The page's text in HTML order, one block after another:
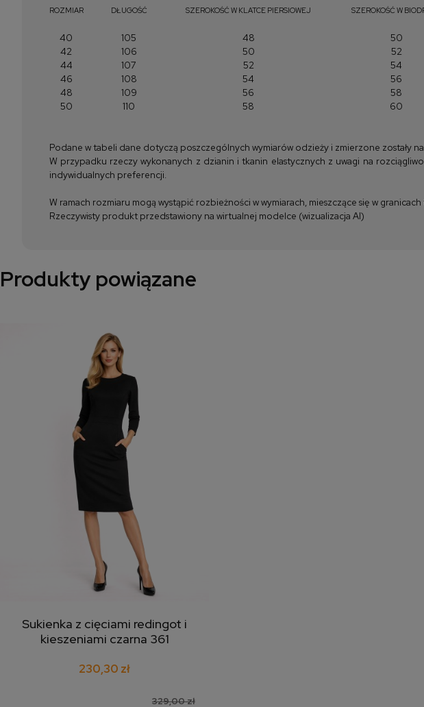
ROZMIAR DŁUGOŚĆ SZEROKOŚĆ W KLATCE PIERSIOWEJ SZEROKOŚĆ W
40 105 48 50
42
106 50 52
44
107 52 54
46
108 54 56
48
109 56 58
50
110 58 60
Podane w tabeli dane dotyczą poszczególnych wymiarów odzieży i zmierzone zostały
W przypadku rzeczy wykonanych z dzianin i tkanin elastycznych z uwagi na
indywidualnych preferencji.
W ramach rozmiaru mogą wystąpić rozbieżności w wymiarach, mieszczące się w
Rzeczywisty produkt przedstawiony na wirtualnej modelce (wizualizacja AI)
Produkty powiązane
dodaj do koszyka
Sukienka z cięciami redingot i
kieszeniami czarna 361
329,00 zł
230,30 zł